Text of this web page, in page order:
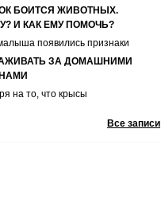
о содержании, кормлении и уходе
любимцами.
необходимо помочь ему
со своими эмоциями
ЗА ДОМАШНИМИ
на то, что крысы
животные и им не важны
содержания, тем не менее
ДЫХАТЕЛЬНОЙ СИСТЕМЫ У
дыхательной системы у
питомца, поэтому важно знать
Все записи